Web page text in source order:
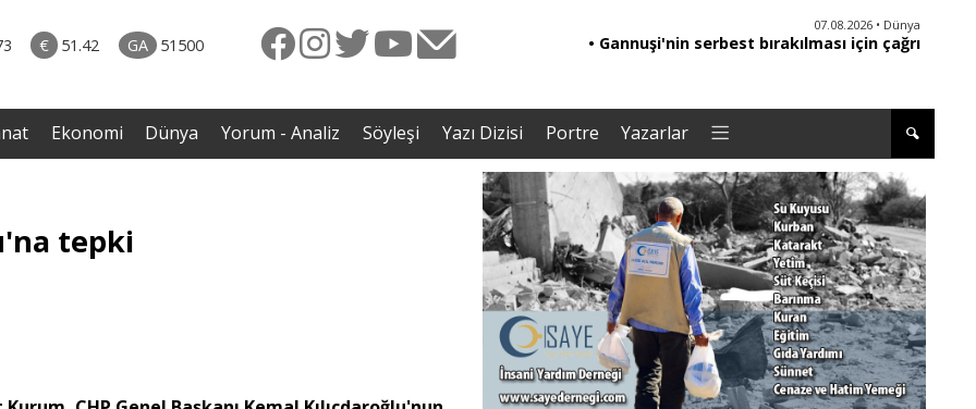
€ 51.42 GA 51500
07.08.2026 • Dünya
• Gannuşi'nin serbest bırakılması için çağrı
06.08.2026 • Yorum - Analiz
• Ebeveynliğin Kalbi: Duygusal Zekâ ile Çocuk
Ekonomi Dünya Yorum - Analiz Söyleşi Yazı Dizisi Portre Yazarlar
tepki